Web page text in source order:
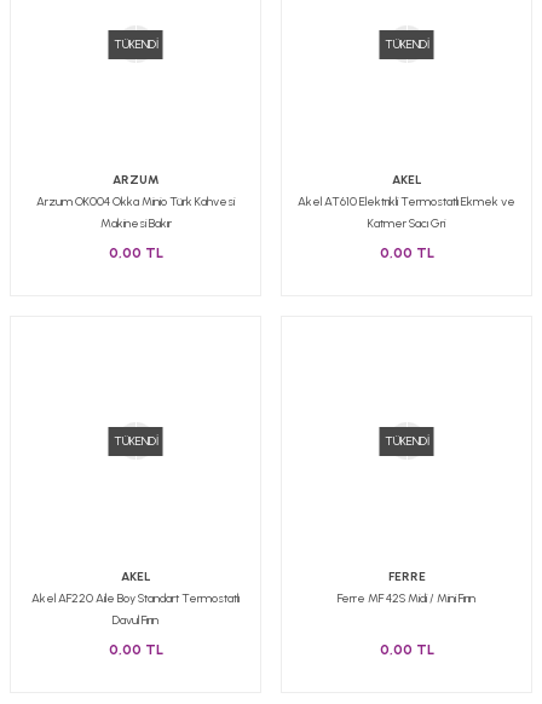
TÜKENDİ
ARZUM
Arzum OK004 Okka Minio Türk Kahvesi
Makinesi Bakır
0,00 TL
TÜKENDİ
AKEL
Akel AT610 Elektrikli Termostatlı Ekmek ve
Katmer Sacı Gri
0,00 TL
TÜKENDİ
AKEL
Akel AF220 Aile Boy Standart Termostatlı
Davul Fırın
0,00 TL
TÜKENDİ
FERRE
Ferre MF 42S Midi / Mini Fırın
0,00 TL